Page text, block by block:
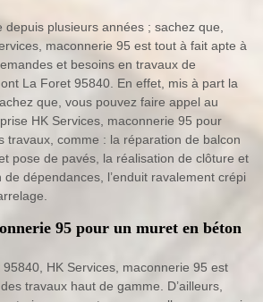
depuis plusieurs années ; sachez que,
maconnerie 95 est tout à fait apte à
et besoins en travaux de
La Foret 95840. En effet, mis à part la
que, vous pouvez faire appel au
HK Services, maconnerie 95 pour
travaux, comme : la réparation de balcon
pose de pavés, la réalisation de clôture et
dépendances, l’enduit ravalement crépi
95 pour un muret en béton
HK Services, maconnerie 95 est
travaux haut de gamme. D’ailleurs,